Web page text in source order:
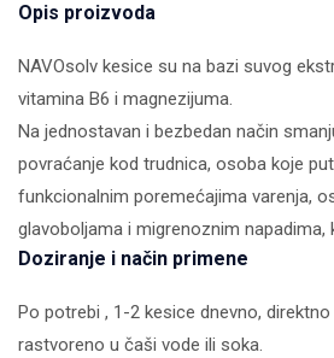
Opis proizvoda
NAVOsolv kesice su na bazi suvog
vitamina B6 i magnezijuma.
Na jednostavan i bezbedan način
povraćanje kod trudnica, osoba koje
funkcionalnim poremećajima varenja,
glavoboljama i migrenoznim napadima,
Doziranje i način primene
Po potrebi , 1-2 kesice dnevno,
rastvoreno u čaši vode ili soka.